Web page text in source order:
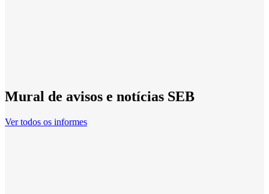
Mural de avisos e notícias SEB
Ver todos os informes